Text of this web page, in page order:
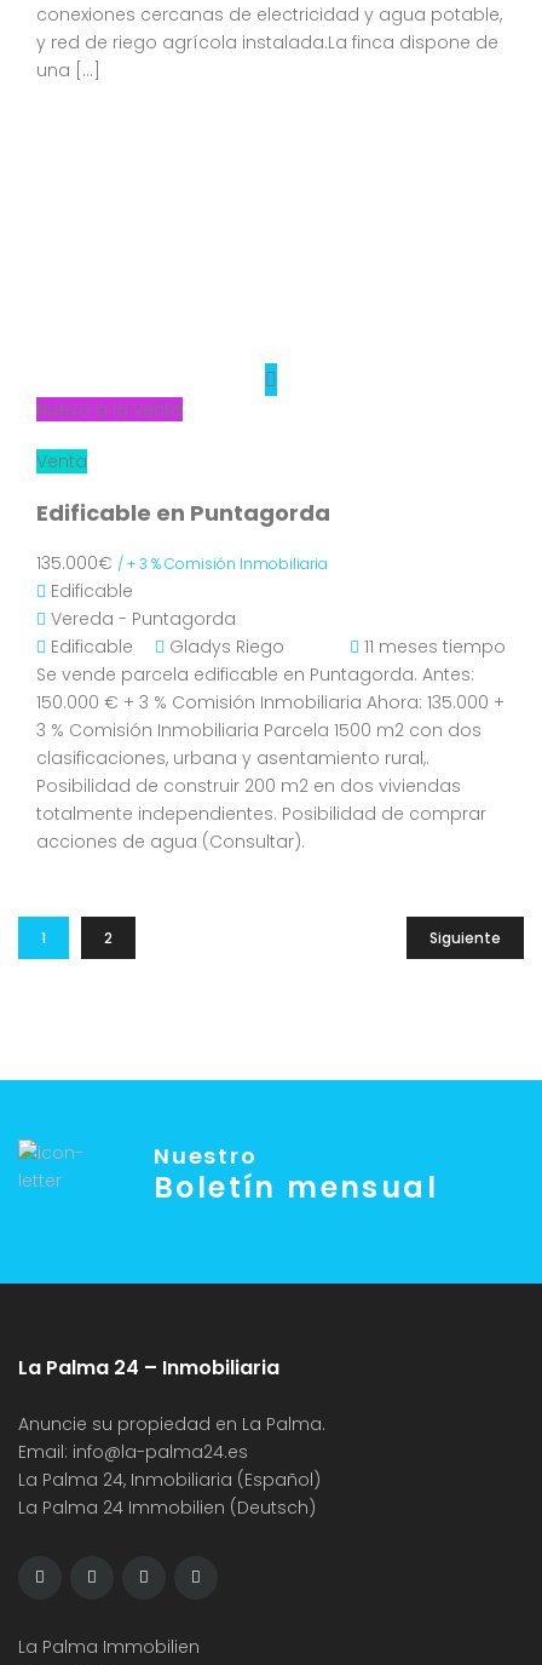
conexiones cercanas de electricidad y agua potable,
y red de riego agrícola instalada.La finca dispone de
una […]
Nuevo a la venta
Venta
Edificable en Puntagorda
135.000€ / + 3 % Comisión Inmobiliaria
Edificable
Vereda - Puntagorda
Edificable
Gladys Riego
11 meses tiempo
Se vende parcela edificable en Puntagorda. Antes:
150.000 € + 3 % Comisión Inmobiliaria Ahora: 135.000 +
3 % Comisión Inmobiliaria Parcela 1500 m2 con dos
clasificaciones, urbana y asentamiento rural,.
Posibilidad de construir 200 m2 en dos viviendas
totalmente independientes. Posibilidad de comprar
acciones de agua (Consultar).
1 2 Siguiente
Nuestro
Boletín mensual
La Palma 24 – Inmobiliaria
Anuncie su propiedad en La Palma.
Email: info@la-palma24.es
La Palma 24, Inmobiliaria (Español)
La Palma 24 Immobilien (Deutsch)
La Palma Immobilien